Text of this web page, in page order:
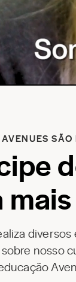
SÃO
nosso